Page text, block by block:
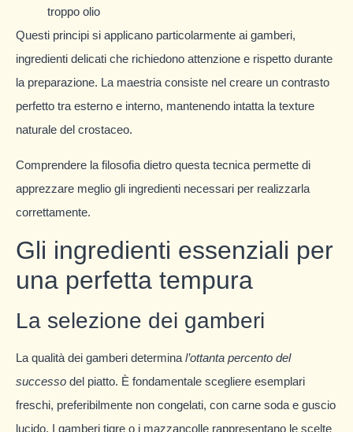
troppo olio
Questi principi si applicano particolarmente ai gamberi,
ingredienti delicati che richiedono attenzione e rispetto durante
la preparazione. La maestria consiste nel creare un contrasto
perfetto tra esterno e interno, mantenendo intatta la texture
naturale del crostaceo.
Comprendere la filosofia dietro questa tecnica permette di
apprezzare meglio gli ingredienti necessari per realizzarla
correttamente.
Gli ingredienti essenziali per
una perfetta tempura
La selezione dei gamberi
La qualità dei gamberi determina l’ottanta percento del
successo del piatto. È fondamentale scegliere esemplari
freschi, preferibilmente non congelati, con carne soda e guscio
lucido. I gamberi tigre o i mazzancolle rappresentano le scelte